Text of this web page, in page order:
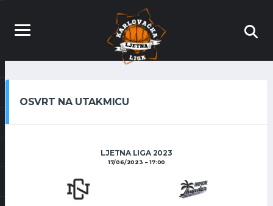
OSVRT NA UTAKMICU
LJETNA LIGA 2023
17/06/2023 17:00